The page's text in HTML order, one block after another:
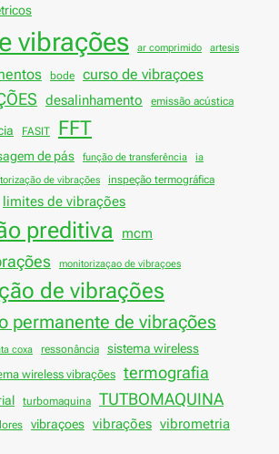
vibrações ar comprimido artesis
bode curso de vibraçoes
desalinhamento emissão acústica
FASIT FFT
de pás função de transferência
ia
de vibrações
inspeção termográfica
limites de vibrações
preditiva mcm
monitorizaçao de vibraçoes
de vibrações
permanente de vibrações
coxa ressonância sistema wireless
wireless vibrações termografia
turbomaquina TUTBOMAQUINA
vibraçoes vibrações vibrometria